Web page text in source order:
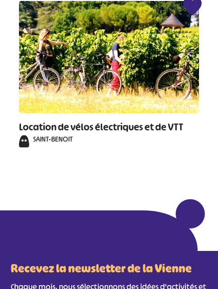
Location de vélos électriques et de VTT
SAINT-BENOIT
Recevez la newsletter de la Vienne
Chaque mois, nous sélectionnons des idées d'activités et